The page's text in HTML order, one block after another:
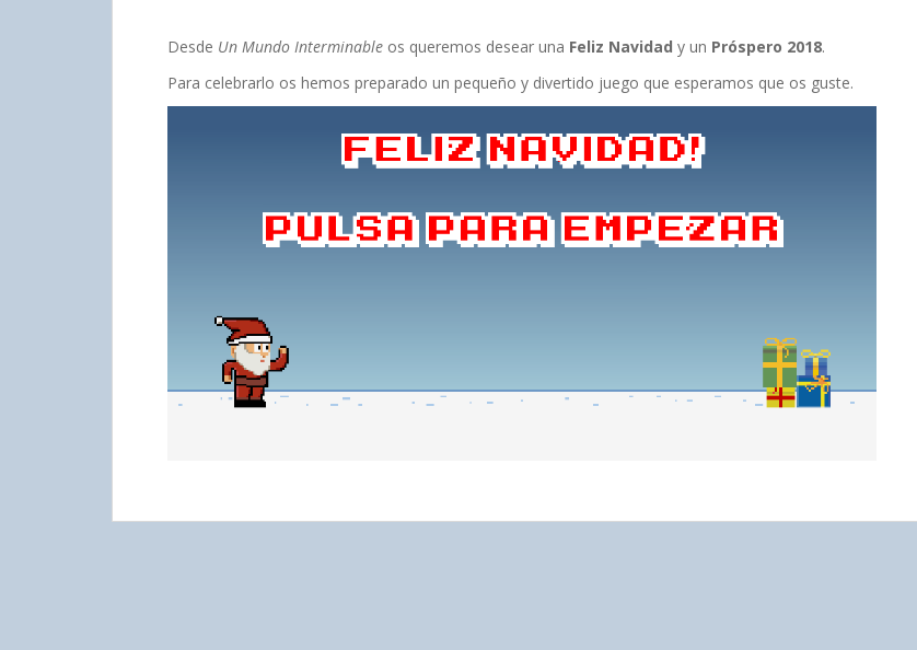
Desde Un Mundo Interminable os queremos desear una Feliz Navidad y un Próspero 2018.
Para celebrarlo os hemos preparado un pequeño y divertido juego que esperamos que os guste.